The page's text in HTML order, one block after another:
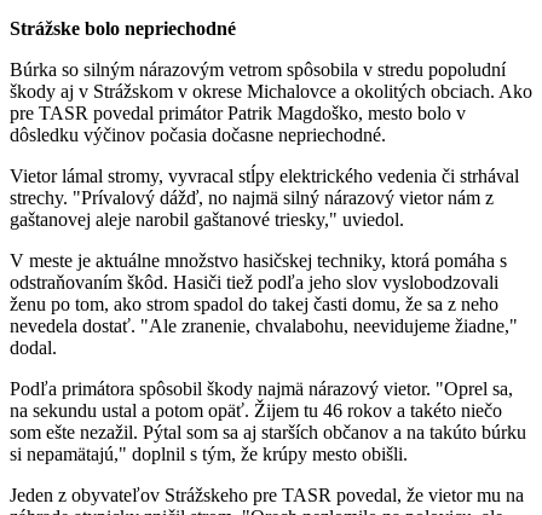
Strážske bolo nepriechodné
Búrka so silným nárazovým vetrom spôsobila v stredu popoludní
škody aj v Strážskom v okrese Michalovce a okolitých obciach. Ako
pre TASR povedal primátor Patrik Magdoško, mesto bolo v
dôsledku výčinov počasia dočasne nepriechodné.
Vietor lámal stromy, vyvracal stĺpy elektrického vedenia či strhával
strechy. "Prívalový dážď, no najmä silný nárazový vietor nám z
gaštanovej aleje narobil gaštanové triesky," uviedol.
V meste je aktuálne množstvo hasičskej techniky, ktorá pomáha s
odstraňovaním škôd. Hasiči tiež podľa jeho slov vyslobodzovali
ženu po tom, ako strom spadol do takej časti domu, že sa z neho
nevedela dostať. "Ale zranenie, chvalabohu, neevidujeme žiadne,"
dodal.
Podľa primátora spôsobil škody najmä nárazový vietor. "Oprel sa,
na sekundu ustal a potom opäť. Žijem tu 46 rokov a takéto niečo
som ešte nezažil. Pýtal som sa aj starších občanov a na takúto búrku
si nepamätajú," doplnil s tým, že krúpy mesto obišli.
Jeden z obyvateľov Strážskeho pre TASR povedal, že vietor mu na